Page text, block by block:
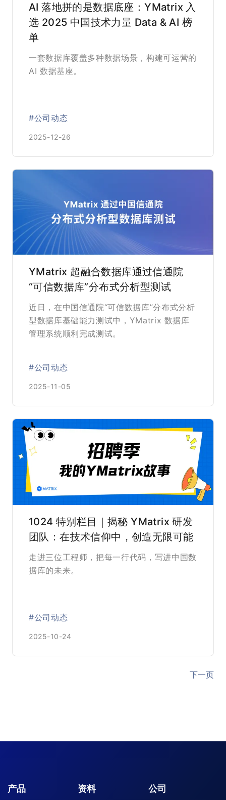
AI 落地拼的是数据底座：YMatrix 入
选 2025 中国技术力量 Data & AI 榜
单
一套数据库覆盖多种数据场景，构建可运营的
AI 数据基座。
#公司动态
2025-12-26
YMatrix 超融合数据库通过信通院
“可信数据库”分布式分析型测试
近日，在中国信通院“可信数据库”分布式分析
型数据库基础能力测试中，YMatrix 数据库
管理系统顺利完成测试。
#公司动态
2025-11-05
1024 特别栏目｜揭秘 YMatrix 研发
团队：在技术信仰中，创造无限可能
走进三位工程师，把每一行代码，写进中国数
据库的未来。
#公司动态
2025-10-24
下一页
产品 资料 公司